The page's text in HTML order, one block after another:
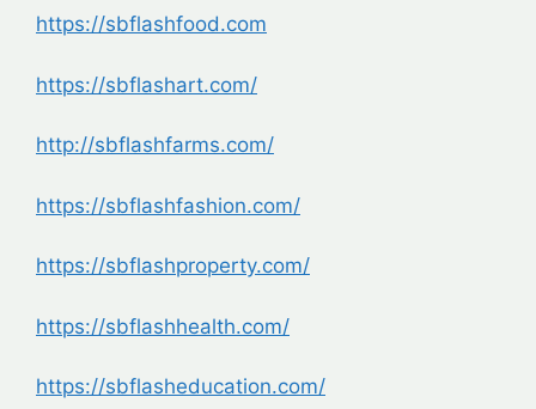
https://sbflashfood.com
https://sbflashart.com/
http://sbflashfarms.com/
https://sbflashfashion.com/
https://sbflashproperty.com/
https://sbflashhealth.com/
https://sbflasheducation.com/